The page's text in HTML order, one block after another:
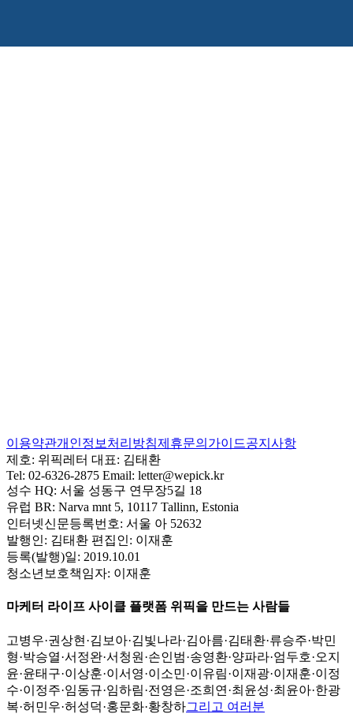
이용약관개인정보처리방침제휴문의 가이드공지사항
제호: 위픽레터 대표: 김태환
Tel: 02-6326-2875 Email: letter@wepick.kr
성수 HQ: 서울 성동구 연무장5길 18
유럽 BR: Narva mnt 5, 10117 Tallinn, Estonia
인터넷신문등록번호: 서울 아 52632
발행인: 김태환 편집인: 이재훈
등록(발행)일: 2019.10.01
청소년보호책임자: 이재훈
마케터 라이프 사이클 플랫폼 위픽을 만드는 사람들
고병우·권상현 ·김보아·김빛나라·김아름·김태환·류승주·박민
형·박승열·서정완·서청원 ·손인범·송영환·양파라·엄두호·오지
윤·윤태구·이상훈·이서영·이소민·이유림·이재광·이재훈·이정
수·이정주·임동규·임하림·전영은·조희연 ·최윤성·최윤아·한광
복·허민우·허성덕·홍문화·황창하그리고 여러분